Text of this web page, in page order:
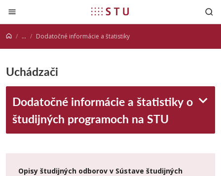
Prejsť na obsah
... Dodatočné informácie a štatistiky
Uchádzači
Dodatočné informácie a štatistiky o
študijných programoch na STU
Opisy študijných odborov v Sústave študijných